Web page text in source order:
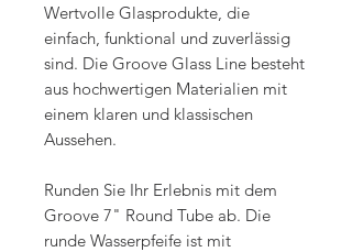
Wertvolle Glasprodukte, die
einfach, funktional und zuverlässig
sind. Die Groove Glass Line besteht
aus hochwertigen Materialien mit
einem klaren und klassischen
Aussehen.
Runden Sie Ihr Erlebnis mit dem
Groove 7" Round Tube ab. Die
runde Wasserpfeife ist mit